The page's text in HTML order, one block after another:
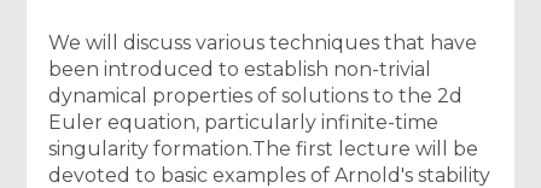
We will discuss various techniques that have
been introduced to establish non-trivial
dynamical properties of solutions to the 2d
Euler equation, particularly infinite-time
singularity formation.The first lecture will be
devoted to basic examples of Arnold's stability